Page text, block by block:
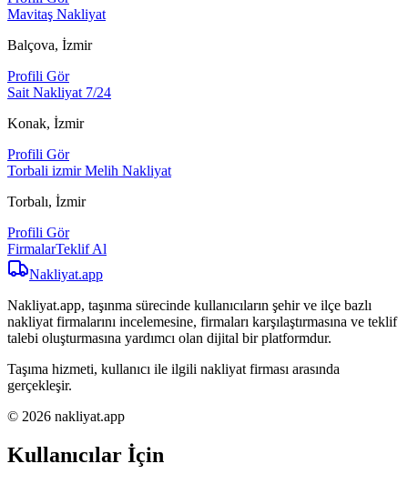
Mavitaş Nakliyat
Balçova, İzmir
Profili Gör
Sait Nakliyat 7/24
Konak, İzmir
Profili Gör
Torbali izmir Melih Nakliyat
Torbalı, İzmir
Profili Gör
FirmalarTeklif Al
Nakliyat.app
Nakliyat.app, taşınma sürecinde kullanıcıların şehir ve ilçe bazlı
nakliyat firmalarını incelemesine, firmaları karşılaştırmasına ve teklif
talebi oluşturmasına yardımcı olan dijital bir platformdur.
Taşıma hizmeti, kullanıcı ile ilgili nakliyat firması arasında
gerçekleşir.
© 2026 nakliyat.app
Kullanıcılar İçin